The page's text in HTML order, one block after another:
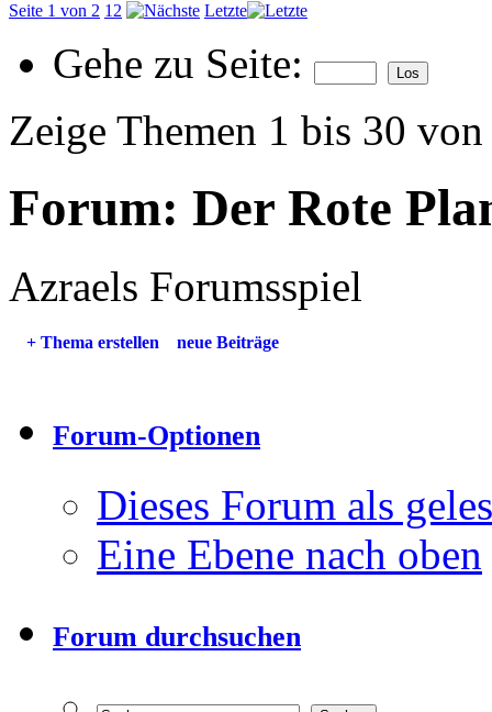
Seite 1 von 2 1 2 Letzte
Gehe zu Seite:
Zeige Themen 1 bis 30
Forum: Der Rote
Azraels Forumsspiel
+ Thema erstellen neue Beiträge
Forum-Optionen
Dieses Forum als
Eine Ebene nach oben
Forum durchsuchen